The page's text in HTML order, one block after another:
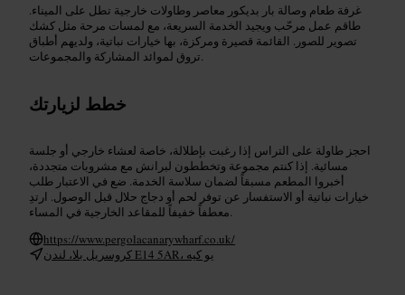
غرفة طعام وصالة بار بديكور معاصر وطاولات خارجية تطل على الميناء.
طاقم عمل مرحّب ويجيد الخدمة السريعة، مع لمسات مرحة مثل كشك
تصوير للصور. القائمة قصيرة ومركزة، بها خيارات نباتية، ولديهم أطباق
تروق لموائد المشاركة والمجموعات.
خطط لزيارتك
احجز طاولة على التراس إذا رغبت بإطلالة، خاصة لعشاء خارجي أو جلسة
مسائية. إذا كنتم مجموعة وتخططون لبرانش مع مشروبات متجددة،
أخبروا المطعم مسبقاً لضمان سلاسة الخدمة. ضع في الاعتبار طلب
خيارات نباتية أو الاستفسار عن توفر لحم أو دجاج حلال قبل الوصول. ارتدِ
معطفاً خفيفاً للمقاعد الخارجية في المساء.
https://www.pergolacanarywharf.co.uk/
كروسريل بلا، لندن E14 5AR، يو كيه